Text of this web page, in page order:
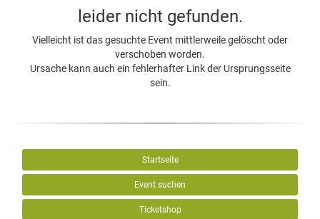
leider nicht gefunden.
Vielleicht ist das gesuchte Event mittlerweile gelöscht oder
verschoben worden.
Ursache kann auch ein fehlerhafter Link der Ursprungsseite
sein.
Startseite
Event suchen
Ticketshop